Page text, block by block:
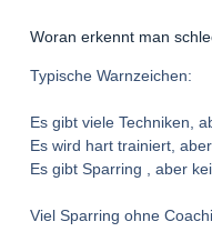
Woran erkennt man
Typische Warnzeichen:
Es gibt viele Techniken,
Es wird hart trainiert,
Es gibt Sparring , aber
Viel Sparring ohne